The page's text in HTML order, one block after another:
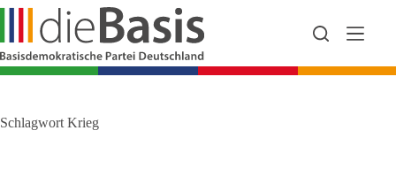
Zum
springen
Schlagwort Krieg